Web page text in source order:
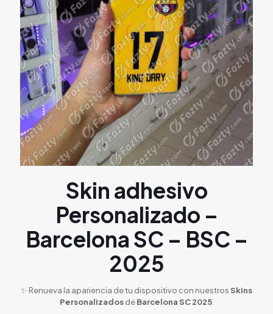
Skin adhesivo
Personalizado –
Barcelona SC – BSC –
2025
✨ Renueva la apariencia de tu dispositivo con nuestros Skins
PersonalizadosdeBarcelona SC 2025.